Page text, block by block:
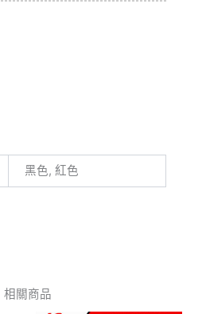
黑色, 紅色
相關商品